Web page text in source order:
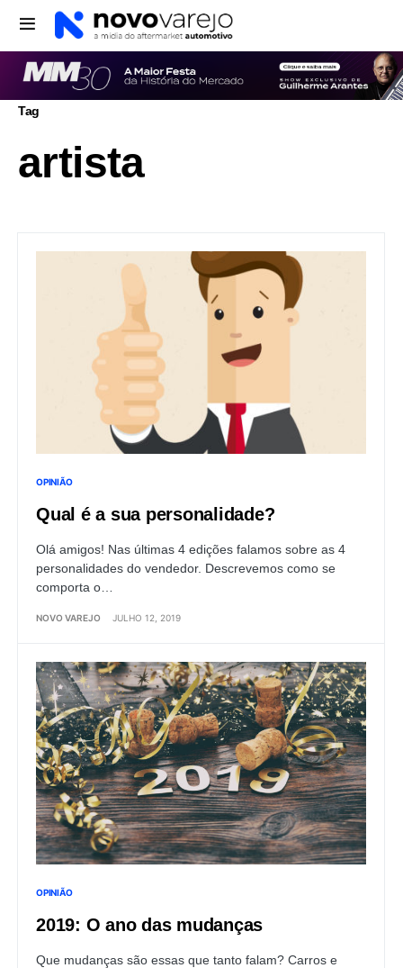
Tag
artista
OPINIÃO
Qual é a sua personalidade?
Olá amigos! Nas últimas 4 edições falamos sobre as 4
personalidades do vendedor. Descrevemos como se
comporta o…
NOVO VAREJO JULHO 12, 2019
OPINIÃO
2019: O ano das mudanças
Que mudanças são essas que tanto falam? Carros e